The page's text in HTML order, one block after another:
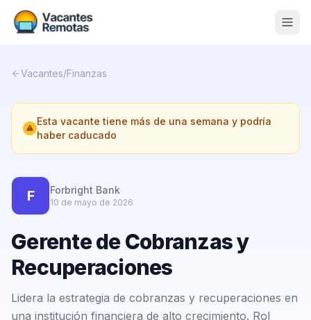
Nosotros
Contacto
Calculadora Freelance
Vacantes/Finanzas
Esta vacante tiene más de una semana y podría
haber caducado
F Forbright Bank
10 de mayo de 2026
Gerente de Cobranzas y
Recuperaciones
Lidera la estrategia de cobranzas y recuperaciones en
una institución financiera de alto crecimiento. Rol